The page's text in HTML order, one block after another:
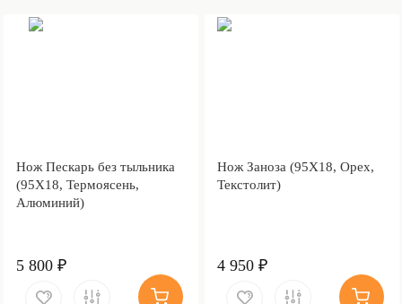
Нож Пескарь без тыльника
(95Х18, Термоясень,
Алюминий)
5 800 ₽
Нож Заноза (95Х18, Орех,
Текстолит)
4 950 ₽